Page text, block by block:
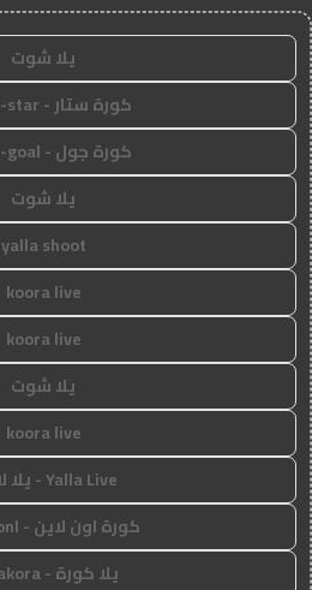
يلا شوت
كورة ستار - koora-star
كورة جول - koora-goal
يلا شوت
yalla shoot
koora live
koora live
يلا شوت
koora live
Yalla Live - يلا لايف
كورة اون لاين - koora onl
يلا كورة - yallakora